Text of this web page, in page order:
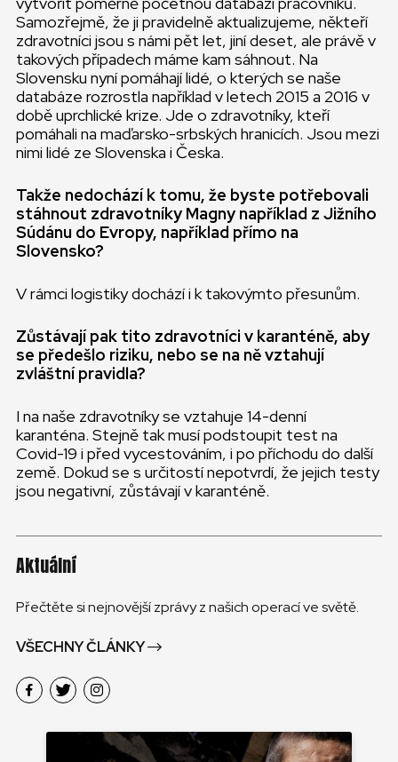
Samozřejmě, že ji pravidelně aktualizujeme, někteří
zdravotníci jsou s námi pět let, jiní deset, ale právě v
takových případech máme kam sáhnout. Na
Slovensku nyní pomáhají lidé, o kterých se naše
databáze rozrostla například v letech 2015 a 2016 v
době uprchlické krize. Jde o zdravotníky, kteří
pomáhali na maďarsko-srbských hranicích. Jsou mezi
nimi lidé ze Slovenska i Česka.
Takže nedochází k tomu, že byste potřebovali
stáhnout zdravotníky Magny například z Jižního
Súdánu do Evropy, například přímo na
Slovensko?
V rámci logistiky dochází i k takovýmto přesunům.
Zůstávají pak tito zdravotníci v karanténě, aby
se předešlo riziku, nebo se na ně vztahují
zvláštní pravidla?
I na naše zdravotníky se vztahuje 14-denní
karanténa. Stejně tak musí podstoupit test na
Covid-19 i před vycestováním, i po příchodu do další
země. Dokud se s určitostí nepotvrdí, že jejich testy
jsou negativní, zůstávají v karanténě.
Aktuální
Přečtěte si nejnovější zprávy z našich operací ve světě.
VŠECHNY ČLÁNKY